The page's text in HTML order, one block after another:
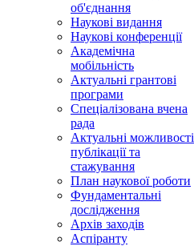
об'єднання
Наукові видання
Наукові конференції
Академічна
мобільність
Актуальні грантові
програми
Спеціалізована вчена
рада
Актуальні можливості
публікації та
стажування
План наукової роботи
Фундаментальні
дослідження
Архів заходів
Аспіранту